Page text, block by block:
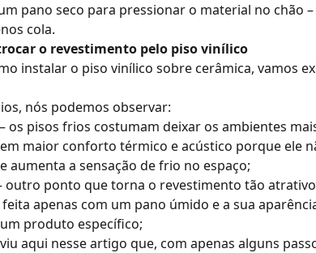
pano seco para pressionar o material no chão
cola.
o revestimento pelo piso vinílico
instalar o piso vinílico sobre cerâmica, vamos
nós podemos observar:
os pisos frios costumam deixar os ambientes
maior conforto térmico e acústico porque ele
aumenta a sensação de frio no espaço;
ponto que torna o revestimento tão atrativo
apenas com um pano úmido e a sua
produto específico;
aqui nesse artigo que, com apenas alguns